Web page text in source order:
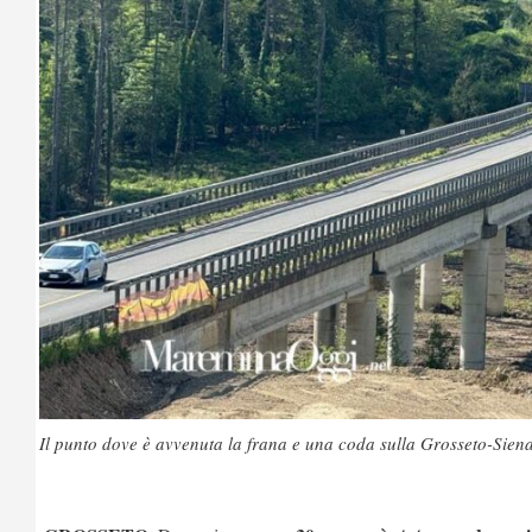
Il punto dove è avvenuta la frana e una coda sulla Grosseto-